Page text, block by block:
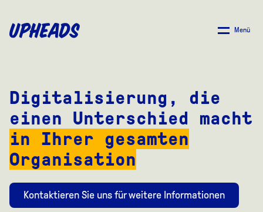
SPRINGEN
Menü
Digitalisierung, die
einen Unterschied macht
in Ihrer gesamten
Organisation
Kontaktieren Sie uns für weitere Informationen